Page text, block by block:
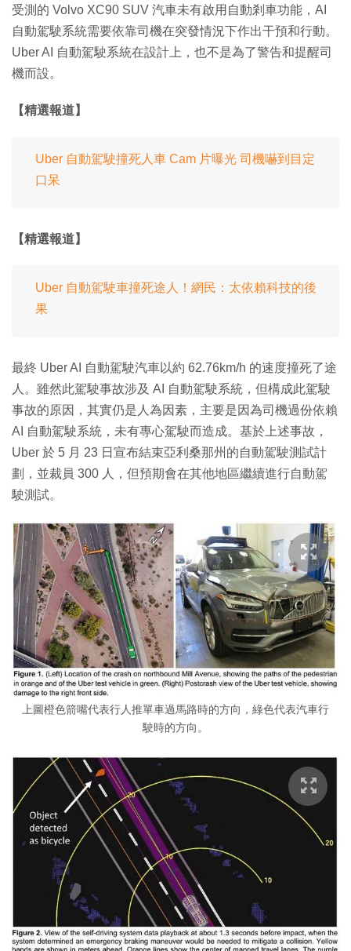
受測的 Volvo XC90 SUV 汽車未有啟用自動剎車功能，AI
自動駕駛系統需要依靠司機在突發情況下作出干預和行動。
Uber AI 自動駕駛系統在設計上，也不是為了警告和提醒司
機而設。
【精選報道】
Uber 自動駕駛撞死人車 Cam 片曝光 司機嚇到目定
口呆
【精選報道】
Uber 自動駕駛車撞死途人！網民：太依賴科技的後
果
最終 Uber AI 自動駕駛汽車以約 62.76km/h 的速度撞死了途
人。雖然此駕駛事故涉及 AI 自動駕駛系統，但構成此駕駛
事故的原因，其實仍是人為因素，主要是因為司機過份依賴
AI 自動駕駛系統，未有專心駕駛而造成。基於上述事故，
Uber 於 5 月 23 日宣布結束亞利桑那州的自動駕駛測試計
劃，並裁員 300 人，但預期會在其他地區繼續進行自動駕
駛測試。
上圖橙色箭嘴代表行人推單車過馬路時的方向，綠色代表汽車行
駛時的方向。